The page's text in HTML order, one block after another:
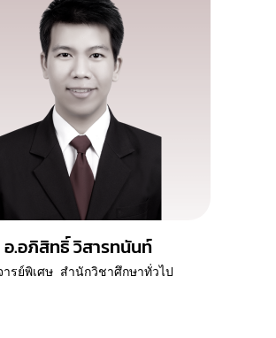
อ.อภิสิทธิ์ วิสารทนันท์
ารย์พิเศษ สำนักวิชาศึกษาทั่วไป